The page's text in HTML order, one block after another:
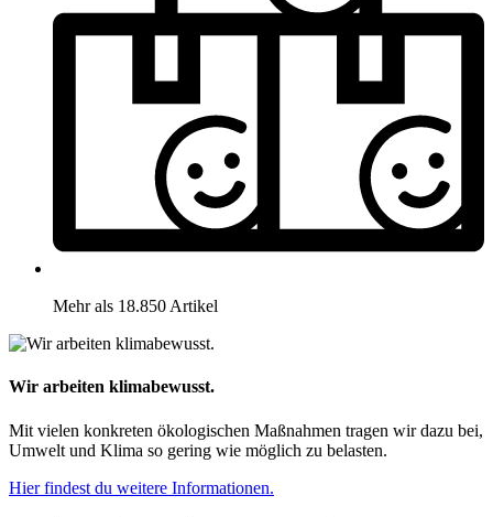
Mehr als 18.850 Artikel
Wir arbeiten klimabewusst.
Mit vielen konkreten ökologischen Maßnahmen tragen wir dazu bei,
Umwelt und Klima so gering wie möglich zu belasten.
Hier findest du weitere Informationen.